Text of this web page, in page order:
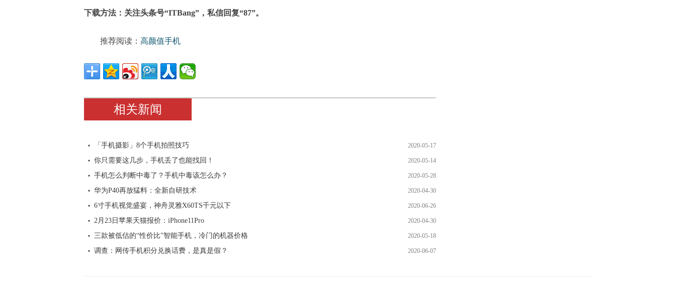
下载方法：关注头条号“ITBang”，私信回复“87”。
推荐阅读： 高颜值手机
相关新闻
「手机摄影」8个手机拍照技巧 2020-05-17
你只需要这几步，手机丢了也能找回！ 2020-05-14
手机怎么判断中毒了？手机中毒该怎么办？ 2020-05-28
华为P40再放猛料：全新自研技术 2020-04-30
6寸手机视觉盛宴，神舟灵雅X60TS千元以下 2020-06-26
2月23日苹果天猫报价：iPhone11Pro 2020-04-30
三款被低估的“性价比”智能手机，冷门的机器价格 2020-05-18
调查：网传手机积分兑换话费，是真是假？ 2020-06-07